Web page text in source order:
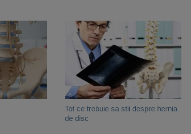
Tot ce trebuie sa stii despre hernia
de disc